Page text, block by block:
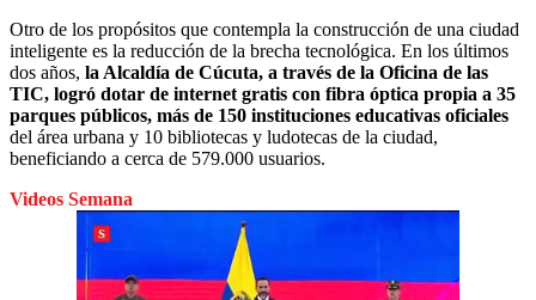
Otro de los propósitos que contempla la construcción de una ciudad
inteligente es la reducción de la brecha tecnológica. En los últimos
dos años, la Alcaldía de Cúcuta, a través de la Oficina de las
TIC, logró dotar de internet gratis con fibra óptica propia a 35
parques públicos, más de 150 instituciones educativas oficiales
del área urbana y 10 bibliotecas y ludotecas de la ciudad,
beneficiando a cerca de 579.000 usuarios.
Videos Semana